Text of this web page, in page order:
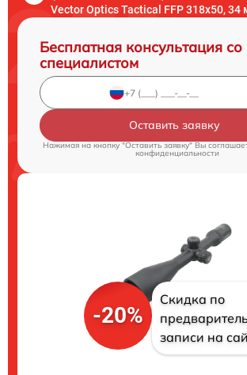
Vector Optics Tactical FFP 318x50,
Бесплатная консультация со
специалистом
Оставить заявку
Нажимая на кнопку "Оставить заявку" Вы
конфиденциальности
-20%
Скидка по
записи на